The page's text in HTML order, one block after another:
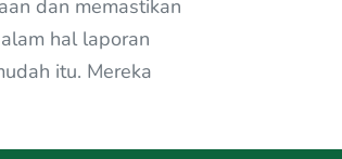
dan memastikan
hal laporan
itu. Mereka